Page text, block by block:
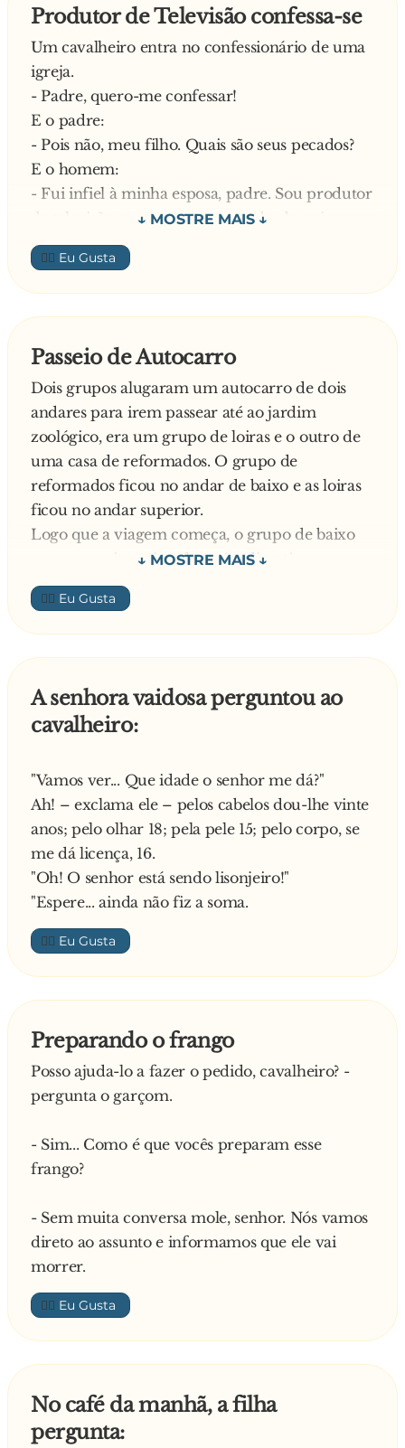
Produtor de Televisão confessa-se
Um cavalheiro entra no confessionário de uma
igreja.
- Padre, quero-me confessar!
E o padre:
- Pois não, meu filho. Quais são seus pecados?
E o homem:
- Fui infiel à minha esposa, padre. Sou produtor
de televisão e, na semana passada, dormi com a
Soraia Chaves. Nesta semana, dormi com a Rita
Andrade.
E o padre:
- Lamento filho, mas não posso dar-lhe a
E o homem:
- Porquê? A misericórdia do Senhor não é
infinita?
Respondendo o padre:
- Sim, meu filho, a Misericórdia de Deus é
infinita, mas Ele não vai acreditar que você
esteja arrependido!
👍🏼
Passeio de Autocarro
Dois grupos alugaram um autocarro de dois
andares para irem passear até ao jardim
zoológico, era um grupo de loiras e o outro de
uma casa de reformados. O grupo de
reformados ficou no andar de baixo e as loiras
ficou no andar superior.
Logo que a viagem começa, o grupo de baixo
sempre muito animado está a divertir-se
imenso. Um dos velhinhos apercebe-se que não
ouve nada do andar superior e, sendo ele um
perfeito cavalheiro, decide ir até lá investigar.
Quando chega ao andar de cima, vê as loiras
agarradas ao banco da frente. Ele pergunta:
- Que diabo se passa aqui? Lá em baixo estamos
Uma das loiras olha e diz:
- Sim, mas vocês têm um condutor!
👍🏼
A senhora vaidosa perguntou ao
cavalheiro:
"Vamos ver... Que idade o senhor me dá?"
Ah! – exclama ele – pelos cabelos dou-lhe vinte
anos; pelo olhar 18; pela pele 15; pelo corpo, se
me dá licença, 16.
"Oh! O senhor está sendo lisonjeiro!"
"Espere... ainda não fiz a soma.
👍🏼
Preparando o frango
Posso ajuda-lo a fazer o pedido, cavalheiro? -
pergunta o garçom.
- Sim... Como é que vocês preparam esse
frango?
- Sem muita conversa mole, senhor. Nós vamos
direto ao assunto e informamos que ele vai
morrer.
👍🏼
No café da manhã, a filha
pergunta: